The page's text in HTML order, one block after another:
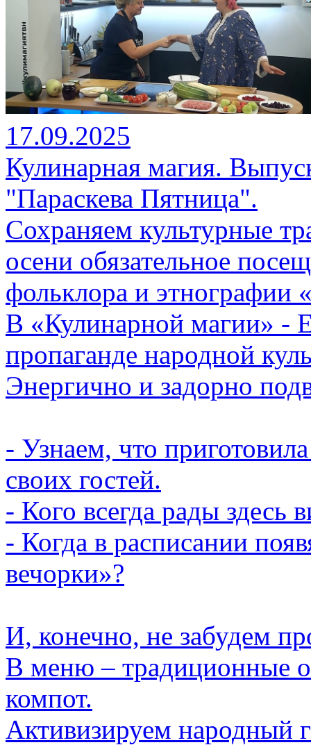
17.09.2025
Кулинарная магия.
"Параскева Пятница".
Сохраняем культурные
осени обязательное
фольклора и этнографии
В «Кулинарной магии» -
пропаганде народной
Энергично и задорно
- Узнаем, что
своих гостей.
- Кого всегда рады здесь
- Когда в расписании
вечорки»?
И, конечно, не забудем
В меню – традиционные
компот.
Активизируем народный